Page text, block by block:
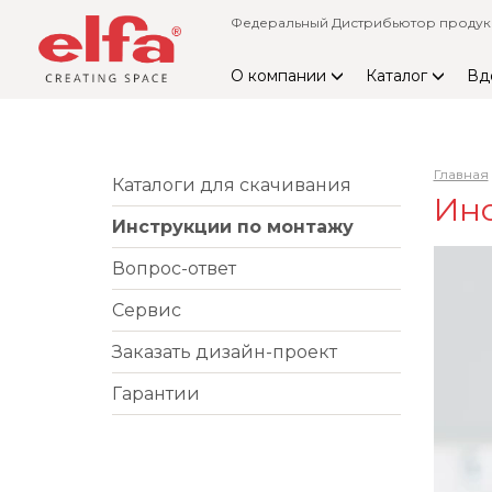
Федеральный Дистрибьютор
О компании Каталог
Каталоги для скачивания
Инструкции по монтажу
Вопрос-ответ
Сервис
Заказать дизайн-проект
Гарантии
Главная